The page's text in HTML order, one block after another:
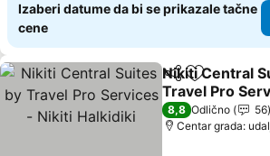
Izaberi datume da bi se prikazale tačne
cene
Deli Dodati u
Nikiti Central
Travel Pro
Nikiti Halkidiki
8,8 Odlično
56
Centar grada: